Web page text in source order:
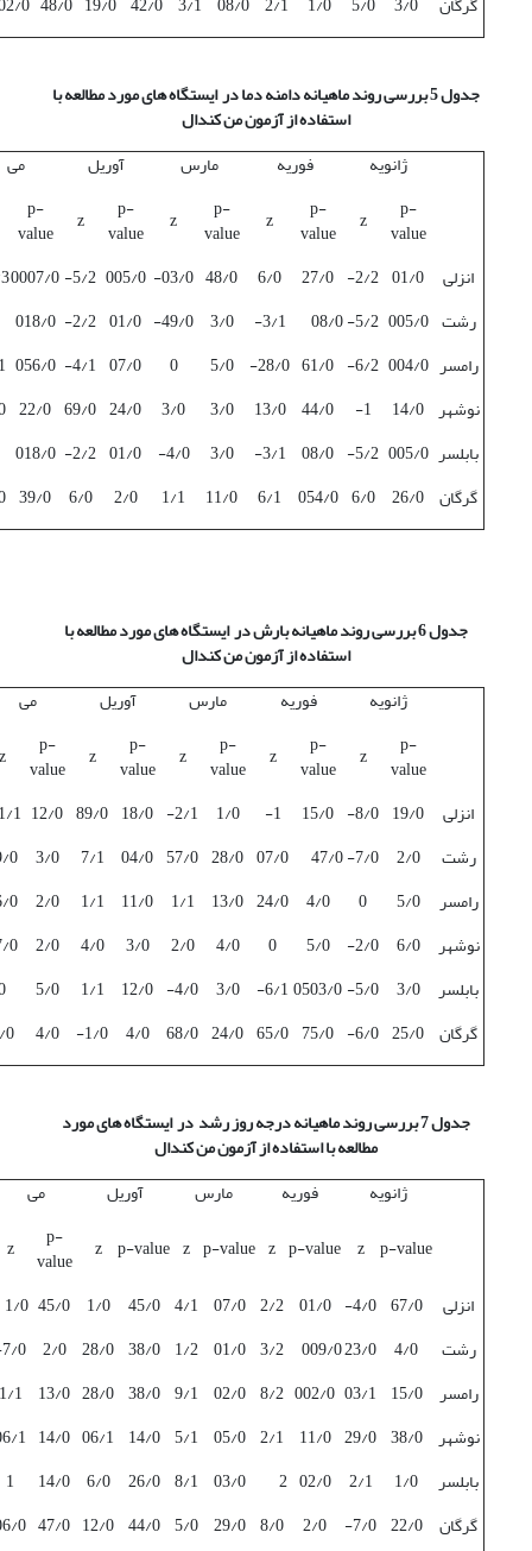
جدول 5 بررسی روند ماهیانه دامنه دما در ایستگاه های مورد مطالعه با
استفاده از آزمون من کندال
ژانویه
فوریه مارس آوریل
می
p-
value
z
p-
value
z
p-
value
z
p-
value
z
p-
value
انزلی 01/0
2/2-
27/0
6/0
48/0
03/0-
005/0
5/2-
0007/0
رشت 005/0
5/2-
08/0
3/1-
3/0
49/0-
01/0
2/2-
018/0
رامسر 004/0
6/2-
61/0
28/0-
5/0
0
07/0
4/1-
056/0
نوشهر 14/0
1-
44/0
13/0
3/0
3/0
24/0
69/0
22/0
بابلسر 005/0
5/2-
08/0
3/1-
3/0
4/0-
01/0
2/2-
018/0
گرگان 26/0
6/0
054/0
6/1
11/0
1/1
2/0
6/0
39/0
جدول 6 بررسی روند ماهیانه بارش در ایستگاه های مورد مطالعه با
استفاده از آزمون من کندال
ژانویه
فوریه مارس آوریل
می
p-
value
z
p-
value
z
p-
value
z
p-
value
z
p-
value
انزلی 19/0
8/0-
15/0
1-
1/0
2/1-
18/0
89/0
12/0
1-
رشت
2/0
7/0-
47/0
07/0
28/0
57/0
04/0
7/1
3/0
0
رامسر
5/0
0
4/0
24/0
13/0
1/1
11/0
1/1
2/0
0-
نوشهر 6/0
2/0-
5/0
0
4/0
2/0
3/0
4/0
2/0
0-
بابلسر 3/0
5/0-
0503/0
6/1-
3/0
4/0-
12/0
1/1
5/0
گرگان 25/0
6/0-
75/0
65/0
24/0
68/0
4/0
1/0-
4/0
جدول 7 بررسی روند ماهیانه درجه روز رشد در ایستگاه های مورد
مطالعه با استفاده از آزمون من کندال
ژانویه
فوریه مارس آوریل
می
p-value
z
p-value
z
p-value
z
p-value
z
p-
value
z
انزلی
67/0
4/0-
01/0
2/2
07/0
4/1
45/0
1/0
45/0
1/0
رشت
4/0
23/0
009/0
3/2
01/0
1/2
38/0
28/0
2/0
7/0-
رامسر 15/0
03/1
002/0
8/2
02/0
9/1
38/0
28/0
13/0
1
نوشهر 38/0
29/0
11/0
2/1
05/0
5/1
14/0
06/1
14/0
1
بابلسر
1/0
2/1
02/0
2
03/0
8/1
26/0
6/0
14/0
1
گرگان 22/0
7/0-
2/0
8/0
29/0
5/0
44/0
12/0
47/0
0